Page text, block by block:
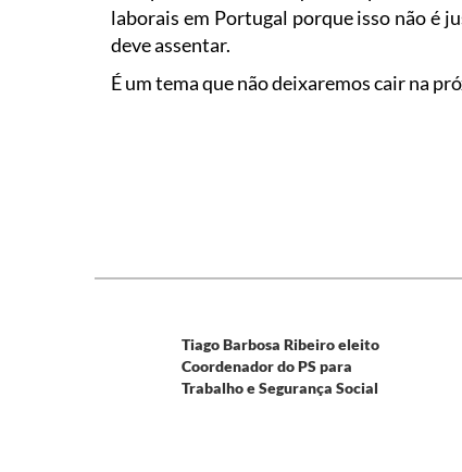
laborais em Portugal porque isso não é
deve assentar.
É um tema que não deixaremos cair na
Tiago Barbosa Ribeiro eleito
Coordenador do PS para
Trabalho e Segurança Social